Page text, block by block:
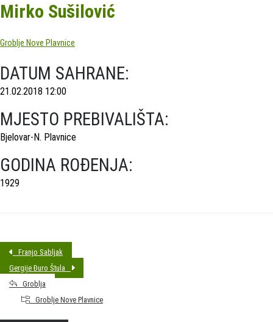
Mirko Sušilović
Groblje Nove Plavnice
DATUM SAHRANE:
21.02.2018 12:00
MJESTO PREBIVALIŠTA:
Bjelovar-N. Plavnice
GODINA ROĐENJA:
1929
Franjo Sabljak
Gergije Đuro Štula
Groblja
Groblje Nove Plavnice